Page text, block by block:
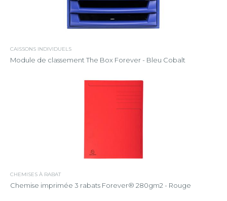
CAISSONS INDIVIDUELS
Module de classement The Box Forever - Bleu Cobalt
CHEMISES À RABAT
Chemise imprimée 3 rabats Forever® 280gm2 - Rouge